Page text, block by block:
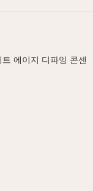
에이지 디파잉 콘센